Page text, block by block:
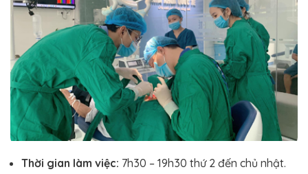
Thời gian làm việc: 7h30 – 19h30 thứ 2 đến chủ nhật.